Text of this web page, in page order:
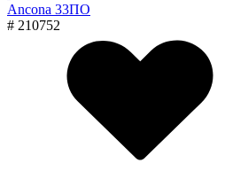
Ancona 33ПО
# 210752